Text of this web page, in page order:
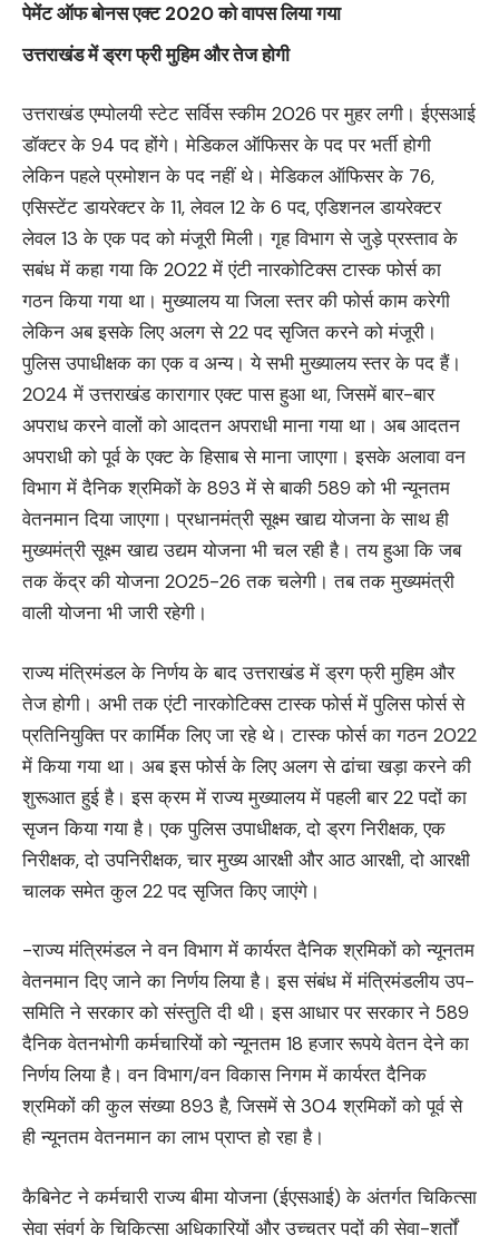
पेमेंट ऑफ बोनस एक्ट 2020 को वापस लिया गया
उत्तराखंड में ड्रग फ्री मुहिम और तेज होगी
उत्तराखंड एम्पोलयी स्टेट सर्विस स्कीम 2026 पर मुहर लगी। ईएसआई
डॉक्टर के 94 पद होंगे। मेडिकल ऑफिसर के पद पर भर्ती होगी
लेकिन पहले प्रमोशन के पद नहीं थे। मेडिकल ऑफिसर के 76,
एसिस्टेंट डायरेक्टर के 11, लेवल 12 के 6 पद, एडिशनल डायरेक्टर
लेवल 13 के एक पद को मंजूरी मिली। गृह विभाग से जुड़े प्रस्ताव के
सबंध में कहा गया कि 2022 में एंटी नारकोटिक्स टास्क फोर्स का
गठन किया गया था। मुख्यालय या जिला स्तर की फोर्स काम करेगी
लेकिन अब इसके लिए अलग से 22 पद सृजित करने को मंजूरी।
पुलिस उपाधीक्षक का एक व अन्य। ये सभी मुख्यालय स्तर के पद हैं।
2024 में उत्तराखंड कारागार एक्ट पास हुआ था, जिसमें बार-बार
अपराध करने वालों को आदतन अपराधी माना गया था। अब आदतन
अपराधी को पूर्व के एक्ट के हिसाब से माना जाएगा। इसके अलावा वन
विभाग में दैनिक श्रमिकों के 893 में से बाकी 589 को भी न्यूनतम
वेतनमान दिया जाएगा। प्रधानमंत्री सूक्ष्म खाद्य योजना के साथ ही
मुख्यमंत्री सूक्ष्म खाद्य उद्यम योजना भी चल रही है। तय हुआ कि जब
तक केंद्र की योजना 2025-26 तक चलेगी। तब तक मुख्यमंत्री
वाली योजना भी जारी रहेगी।
राज्य मंत्रिमंडल के निर्णय के बाद उत्तराखंड में ड्रग फ्री मुहिम और
तेज होगी। अभी तक एंटी नारकोटिक्स टास्क फोर्स में पुलिस फोर्स से
प्रतिनियुक्ति पर कार्मिक लिए जा रहे थे। टास्क फोर्स का गठन 2022
में किया गया था। अब इस फोर्स के लिए अलग से ढांचा खड़ा करने की
शुरूआत हुई है। इस क्रम में राज्य मुख्यालय में पहली बार 22 पदों का
सृजन किया गया है। एक पुलिस उपाधीक्षक, दो ड्रग निरीक्षक, एक
निरीक्षक, दो उपनिरीक्षक, चार मुख्य आरक्षी और आठ आरक्षी, दो आरक्षी
चालक समेत कुल 22 पद सृजित किए जाएंगे।
-राज्य मंत्रिमंडल ने वन विभाग में कार्यरत दैनिक श्रमिकों को न्यूनतम
वेतनमान दिए जाने का निर्णय लिया है। इस संबंध में मंत्रिमंडलीय उप-
समिति ने सरकार को संस्तुति दी थी। इस आधार पर सरकार ने 589
दैनिक वेतनभोगी कर्मचारियों को न्यूनतम 18 हजार रूपये वेतन देने का
निर्णय लिया है। वन विभाग/वन विकास निगम में कार्यरत दैनिक
श्रमिकों की कुल संख्या 893 है, जिसमें से 304 श्रमिकों को पूर्व से
ही न्यूनतम वेतनमान का लाभ प्राप्त हो रहा है।
कैबिनेट ने कर्मचारी राज्य बीमा योजना (ईएसआई) के अंतर्गत चिकित्सा
सेवा संवर्ग के चिकित्सा अधिकारियों और उच्चतर पदों की सेवा-शर्तों